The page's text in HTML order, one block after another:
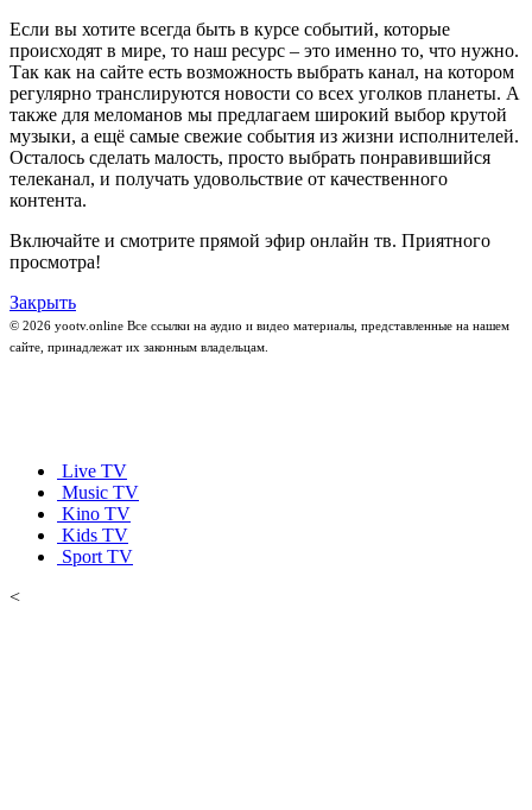
Если вы хотите всегда быть в курсе событий, которые
происходят в мире, то наш ресурс – это именно то, что нужно.
Так как на сайте есть возможность выбрать канал, на котором
регулярно транслируются новости со всех уголков планеты. А
также для меломанов мы предлагаем широкий выбор крутой
музыки, а ещё самые свежие события из жизни исполнителей.
Осталось сделать малость, просто выбрать понравившийся
телеканал, и получать удовольствие от качественного
контента.
Включайте и смотрите прямой эфир онлайн тв. Приятного
просмотра!
Закрыть
© 2026 yootv.online Все ссылки на аудио и видео материалы, представленные на нашем
сайте, принадлежат их законным владельцам.
Live TV
Music TV
Kino TV
Kids TV
Sport TV
<